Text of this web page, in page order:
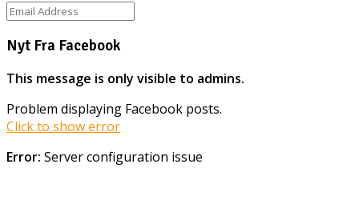
Nyt Fra Facebook
This message is only visible to admins.
Problem displaying Facebook posts.
Click to show error
Error: Server configuration issue